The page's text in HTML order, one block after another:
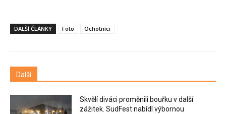
DALŠÍ ČLÁNKY Foto Ochotníci
Další
Skvělí diváci proměnili bouřku v další
zážitek. SudFest nabídl výbornou